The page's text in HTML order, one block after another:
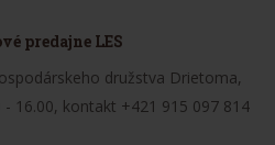
predajne LES
družstva Drietoma,
16.00, kontakt +421 915 097 814